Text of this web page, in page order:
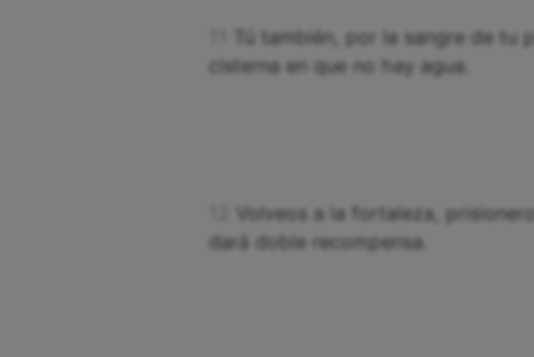
Tú también, por la sangre de
cisterna en que no hay agua.
Volveos a la fortaleza,
dará doble recompensa.